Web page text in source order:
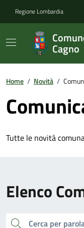
Regione Lombardia
Cagno
Home / Novità /
Tutte le novità
Elenco
cerca